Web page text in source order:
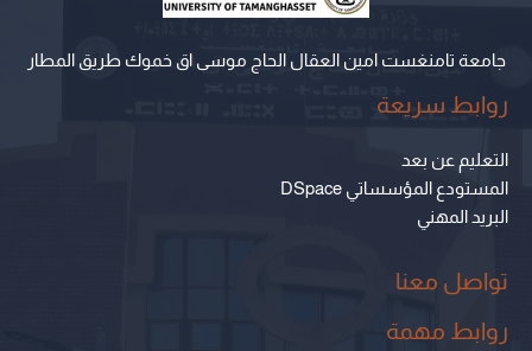
جامعة تامنغست امين العقال الحاج موسى اق خموك طريق المطار
روابط سريعة
التعليم عن بعد
المستودع المؤسساتي DSpace
البريد المهني
تواصل معنا
روابط مهمة